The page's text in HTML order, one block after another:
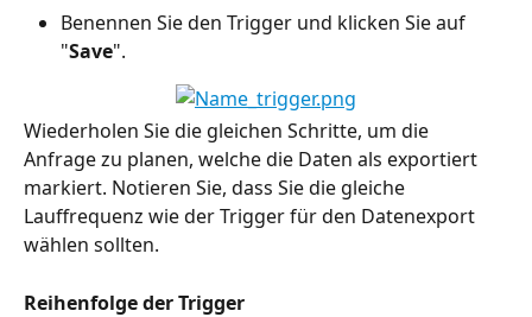
Benennen Sie den Trigger und klicken Sie auf
"Save".
Wiederholen Sie die gleichen Schritte, um die
Anfrage zu planen, welche die Daten als exportiert
markiert. Notieren Sie, dass Sie die gleiche
Lauffrequenz wie der Trigger für den Datenexport
wählen sollten.
Reihenfolge der Trigger